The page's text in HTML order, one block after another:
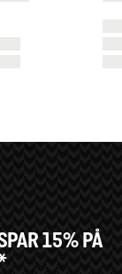
15% PÅ